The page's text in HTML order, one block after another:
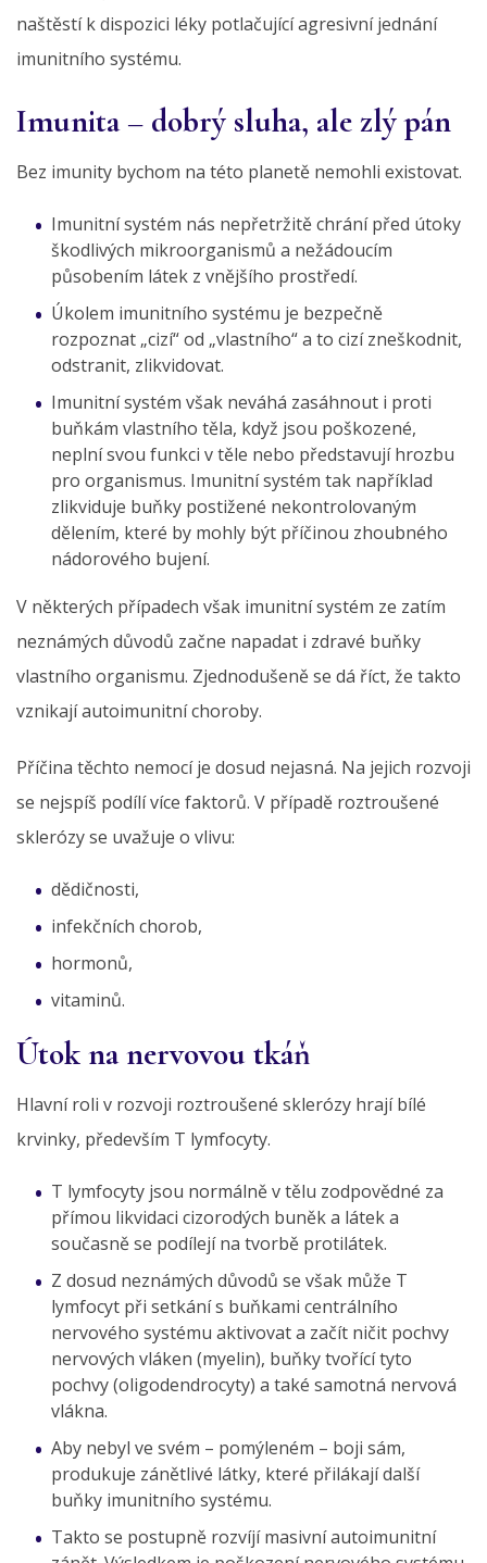
naštěstí k dispozici léky potlačující agresivní jednání
imunitního systému.
Imunita – dobrý sluha, ale zlý pán
Bez imunity bychom na této planetě nemohli existovat.
Imunitní systém nás nepřetržitě chrání před útoky
škodlivých mikroorganismů a nežádoucím
působením látek z vnějšího prostředí.
Úkolem imunitního systému je bezpečně
rozpoznat „cizí“ od „vlastního“ a to cizí zneškodnit,
odstranit, zlikvidovat.
Imunitní systém však neváhá zasáhnout i proti
buňkám vlastního těla, když jsou poškozené,
neplní svou funkci v těle nebo představují hrozbu
pro organismus. Imunitní systém tak například
zlikviduje buňky postižené nekontrolovaným
dělením, které by mohly být příčinou zhoubného
nádorového bujení.
V některých případech však imunitní systém ze zatím
neznámých důvodů začne napadat i zdravé buňky
vlastního organismu. Zjednodušeně se dá říct, že takto
vznikají autoimunitní choroby.
Příčina těchto nemocí je dosud nejasná. Na jejich rozvoji
se nejspíš podílí více faktorů. V případě roztroušené
sklerózy se uvažuje o vlivu:
dědičnosti,
infekčních chorob,
hormonů,
vitaminů.
Útok na nervovou tkáň
Hlavní roli v rozvoji roztroušené sklerózy hrají bílé
krvinky, především T lymfocyty.
T lymfocyty jsou normálně v tělu zodpovědné za
přímou likvidaci cizorodých buněk a látek a
současně se podílejí na tvorbě protilátek.
Z dosud neznámých důvodů se však může T
lymfocyt při setkání s buňkami centrálního
nervového systému aktivovat a začít ničit pochvy
nervových vláken (myelin), buňky tvořící tyto
pochvy (oligodendrocyty) a také samotná nervová
vlákna.
Aby nebyl ve svém – pomýleném – boji sám,
produkuje zánětlivé látky, které přilákají další
buňky imunitního systému.
Takto se postupně rozvíjí masivní autoimunitní